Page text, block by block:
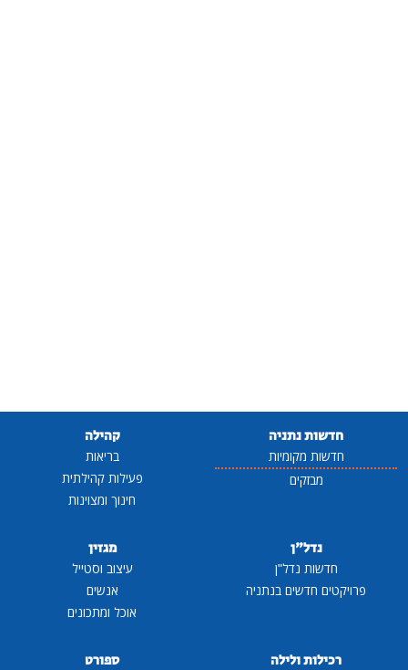
חדשות נתניה
חדשות מקומיות
מבזקים
קהילה
בריאות
פעילות קהילתית
חינוך ומצוינות
נדל"ן
חדשות נדל"ן
פרויקטים חדשים בנתניה
מגזין
עיצוב וסטייל
אנשים
אוכל ומתכונים
רכילות ולילה ספורט